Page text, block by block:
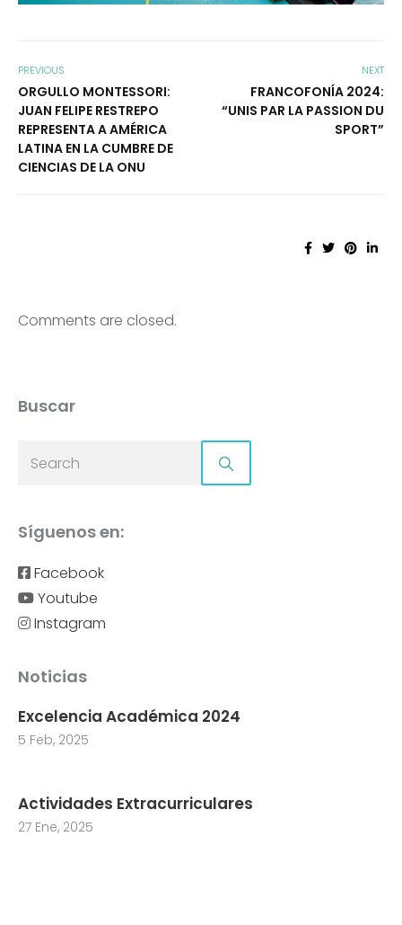
PREVIOUS
ORGULLO MONTESSORI:
JUAN FELIPE RESTREPO
REPRESENTA A AMÉRICA
LATINA EN LA CUMBRE DE
CIENCIAS DE LA ONU
NEXT
FRANCOFONÍA 2024:
“UNIS PAR LA PASSION DU
SPORT”
Comments are closed.
Buscar
Síguenos en:
Facebook
Youtube
Instagram
Noticias
Excelencia Académica 2024
5 Feb, 2025
Actividades Extracurriculares
27 Ene, 2025